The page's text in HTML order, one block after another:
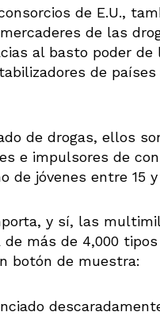
de E.U.,
de las
al basto poder
de
de drogas, ellos
e impulsores de
de jóvenes entre 15
y sí, las
más de 4,000
botón de muestra: